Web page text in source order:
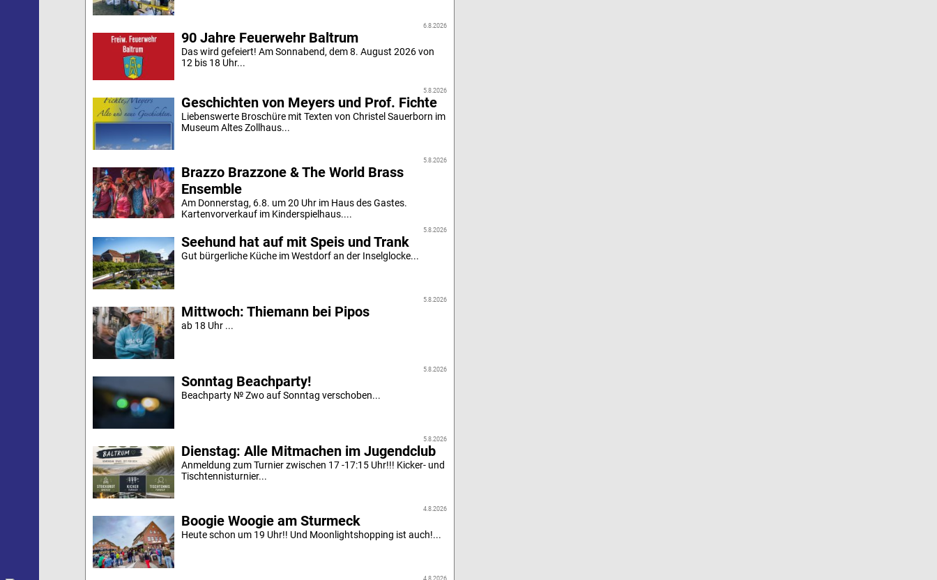
6.8.2026
90 Jahre Feuerwehr Baltrum
Das wird gefeiert! Am Sonnabend, dem 8. August 2026 von
12 bis 18 Uhr...
5.8.2026
Geschichten von Meyers und Prof. Fichte
Liebenswerte Broschüre mit Texten von Christel Sauerborn im
Museum Altes Zollhaus...
5.8.2026
Brazzo Brazzone & The World Brass
Ensemble
Am Donnerstag, 6.8. um 20 Uhr im Haus des Gastes.
Kartenvorverkauf im Kinderspielhaus....
5.8.2026
Seehund hat auf mit Speis und Trank
Gut bürgerliche Küche im Westdorf an der Inselglocke...
5.8.2026
Mittwoch: Thiemann bei Pipos
ab 18 Uhr ...
5.8.2026
Sonntag Beachparty!
Beachparty № Zwo auf Sonntag verschoben...
5.8.2026
Dienstag: Alle Mitmachen im Jugendclub
Anmeldung zum Turnier zwischen 17 -17:15 Uhr!!! Kicker- und
Tischtennisturnier...
4.8.2026
Boogie Woogie am Sturmeck
Heute schon um 19 Uhr!! Und Moonlightshopping ist auch!...